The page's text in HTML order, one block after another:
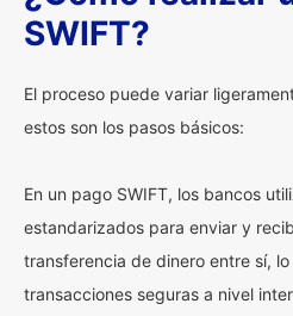
SWIFT?
El proceso puede variar
estos son los pasos básicos:
En un pago SWIFT, los bancos
estandarizados para enviar y
transferencia de dinero entre sí,
transacciones seguras a nivel